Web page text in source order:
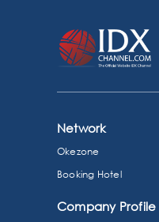
Network
Okezone
Booking Hotel
Company Profile